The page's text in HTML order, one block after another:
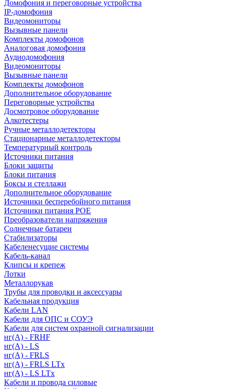
Домофония и переговорные устройства
IP-домофония
Видеомониторы
Вызывные панели
Комплекты домофонов
Аналоговая домофония
Аудиодомофония
Видеомониторы
Вызывные панели
Комплекты домофонов
Дополнительное оборудование
Переговорные устройства
Досмотровое оборудование
Алкотестеры
Ручные металлодетекторы
Стационарные металлодетекторы
Температурный контроль
Источники питания
Блоки защиты
Блоки питания
Боксы и стеллажи
Дополнительное оборудование
Источники бесперебойного питания
Источники питания POE
Преобразователи напряжения
Солнечные батареи
Стабилизаторы
Кабеленесущие системы
Кабель-канал
Клипсы и крепеж
Лотки
Металлорукав
Трубы для проводки и аксессуары
Кабельная продукция
Кабели LAN
Кабели для ОПС и СОУЭ
Кабели для систем охранной сигнализации
нг(A) - FRHF
нг(A) - LS
нг(А) - FRLS
нг(А) - FRLS LTx
нг(А) - LS LTx
Кабели и провода силовые